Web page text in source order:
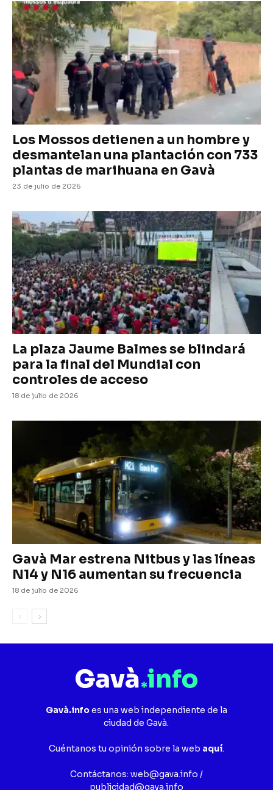
Los Mossos detienen a un hombre y
desmantelan una plantación con 733
plantas de marihuana en Gavà
23 de julio de 2026
La plaza Jaume Balmes se blindará
para la final del Mundial con
controles de acceso
18 de julio de 2026
Gavà Mar estrena Nitbus y las líneas
N14 y N16 aumentan su frecuencia
18 de julio de 2026
Gavà.infoes una web independiente de la
ciudad de Gavà.
Cuéntanos tu opinión sobre la web aquí.
Contáctanos: web@gava.info /
publicidad@gava.info